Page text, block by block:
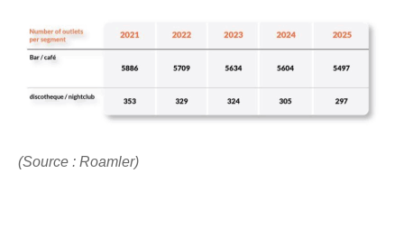
(Source : Roamler)